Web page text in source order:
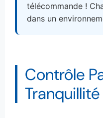
télécommande !
dans un
Contrôle
Tranquillité